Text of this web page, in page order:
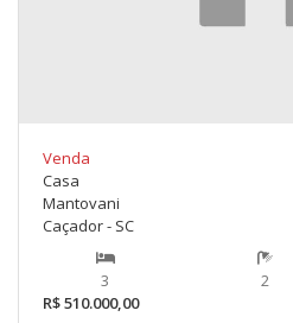
Venda
Casa
Mantovani
Caçador - SC
3 2
R$ 510.000,00